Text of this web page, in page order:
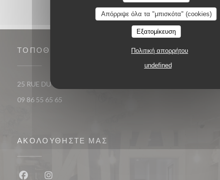
Απόρριψε όλα τα "μπισκότα" (cookies)
Εξατομίκευση
Πολιτική απορρήτου
undefined
ΤΟΠΟΘΕΣΊΑ
25 RUE DU ROI DE SICILE 75004 PARIS
09 86 55 65 65
ΑΚΟΛΟΥΘΉΣΤΕ ΜΑΣ